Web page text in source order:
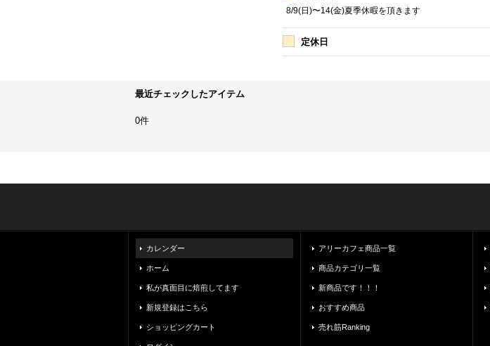
8/9(日)〜14(金)夏季休暇を頂きます
定休日
最近チェックしたアイテム
0件
カレンダー
ホーム
私が真面目に焙煎してます
新規登録はこちら
ショッピングカート
アリーカフェ商品一覧
商品カテゴリ一覧
新商品です！！！
おすすめ商品
売れ筋Ranking